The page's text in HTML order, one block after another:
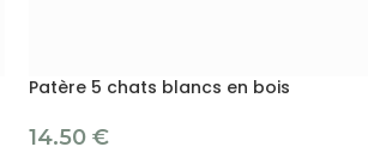
Patère 5 chats blancs en bois
14.50 €